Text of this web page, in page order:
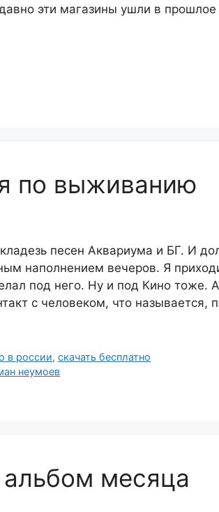
эти магазины ушли в
по выживанию
песен Аквариума и БГ. И
наполнением вечеров. Я
под него. Ну и под Кино тоже.
с человеком, что
в россии,скачать бесплатно
неумоев
месяца